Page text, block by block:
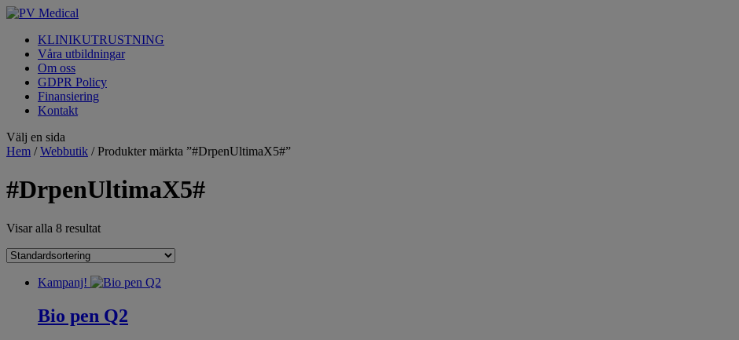
KLINIKUTRUSTNING
Våra utbildningar
Om oss
GDPR Policy
Finansiering
Kontakt
Välj en sida
Hem /Webbutik / Produkter märkta ”#DrpenUltimaX5#”
#DrpenUltimaX5#
Visar alla 8 resultat
Kampanj!
Bio pen Q2